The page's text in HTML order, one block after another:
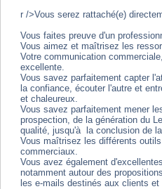
r />Vous serez rattaché(e)
Vous faites preuve d'un
Vous aimez et maîtrisez les
Votre communication
excellente.
Vous savez parfaitement capter
la confiance, écouter l'autre et
et chaleureux.
Vous savez parfaitement mener
prospection, de la génération du
qualité, jusqu'à la conclusion de
Vous maîtrisez les différents
commerciaux.
Vous avez également
notamment autour des
les e-mails destinés aux clients